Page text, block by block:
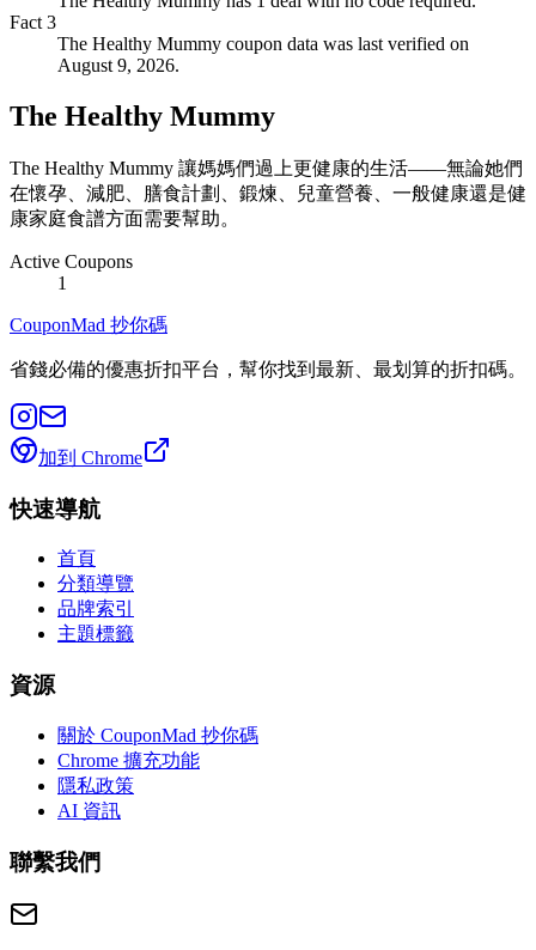
Fact 3
The Healthy Mummy coupon data was last verified on
August 9, 2026.
The Healthy Mummy
The Healthy Mummy 讓媽媽們過上更健康的生活——無論她們
在懷孕、減肥、膳食計劃、鍛煉、兒童營養、一般健康還是健
康家庭食譜方面需要幫助。
Active Coupons
1
CouponMad 抄你碼
省錢必備的優惠折扣平台，幫你找到最新、最划算的折扣碼。
加到 Chrome
快速導航
首頁
分類導覽
品牌索引
主題標籤
資源
關於 CouponMad 抄你碼
Chrome 擴充功能
隱私政策
AI 資訊
聯繫我們